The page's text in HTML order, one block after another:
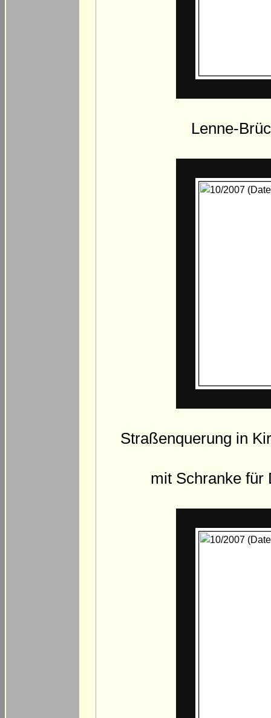
Lenne-
Straßenquerung in
mit Schranke für